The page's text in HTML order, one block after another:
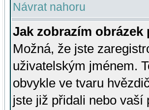
Návrat nahoru
Jak zobrazím
Možná, že jste
uživatelským jménem.
obvykle ve tvaru
jste již přidali nebo vaší